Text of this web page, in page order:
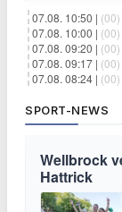
07.08. 10:50 | (00)
07.08. 10:00 | (00)
07.08. 09:20 | (00)
07.08. 09:17 | (00)
07.08. 08:24 | (00)
SPORT-NEWS
Wellbrock
Hattrick